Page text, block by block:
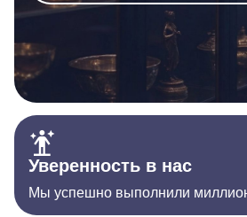
Уверенность в нас
Мы успешно выполнили